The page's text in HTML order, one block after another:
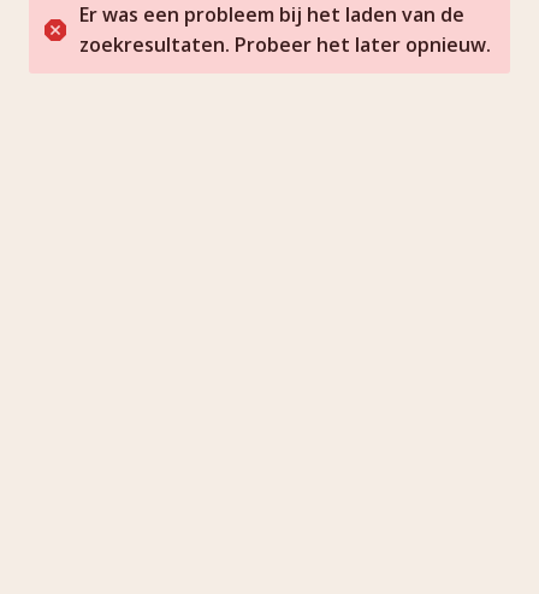
Er was een probleem bij het laden van de
zoekresultaten. Probeer het later opnieuw.